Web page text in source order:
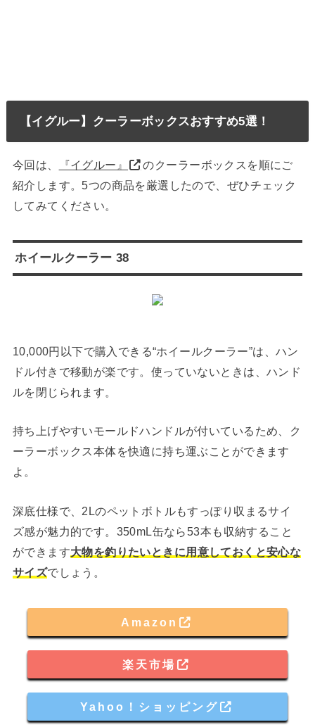
【イグルー】クーラーボックスおすすめ5選！
今回は、 『イグルー』
のクーラーボックスを順にご
紹介します。5つの商品を厳選したので、ぜひチェック
してみてください。
ホイールクーラー 38
10,000円以下で購入できる“ホイールクーラー”は、ハン
ドル付きで移動が楽です。使っていないときは、ハンド
ルを閉じられます。
持ち上げやすいモールドハンドルが付いているため、ク
ーラーボックス本体を快適に持ち運ぶことができます
よ。
深底仕様で、2Lのペットボトルもすっぽり収まるサイ
ズ感が魅力的です。350mL缶なら53本も収納すること
ができます大物を釣りたいときに用意しておくと安心な
サイズでしょう。
Amazon
楽天市場
Yahoo！ショッピング